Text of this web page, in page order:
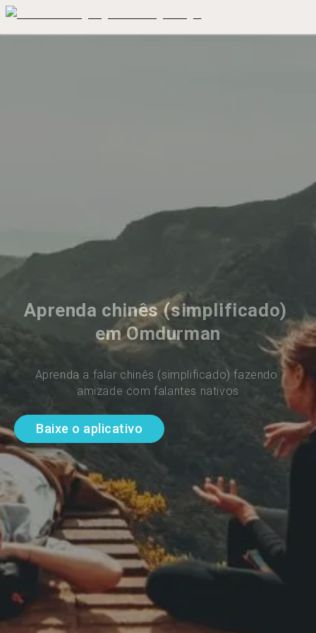
Aprenda chinês (simplificado)
em Omdurman
Aprenda a falar chinês (simplificado) fazendo
amizade com falantes nativos
Baixe o aplicativo